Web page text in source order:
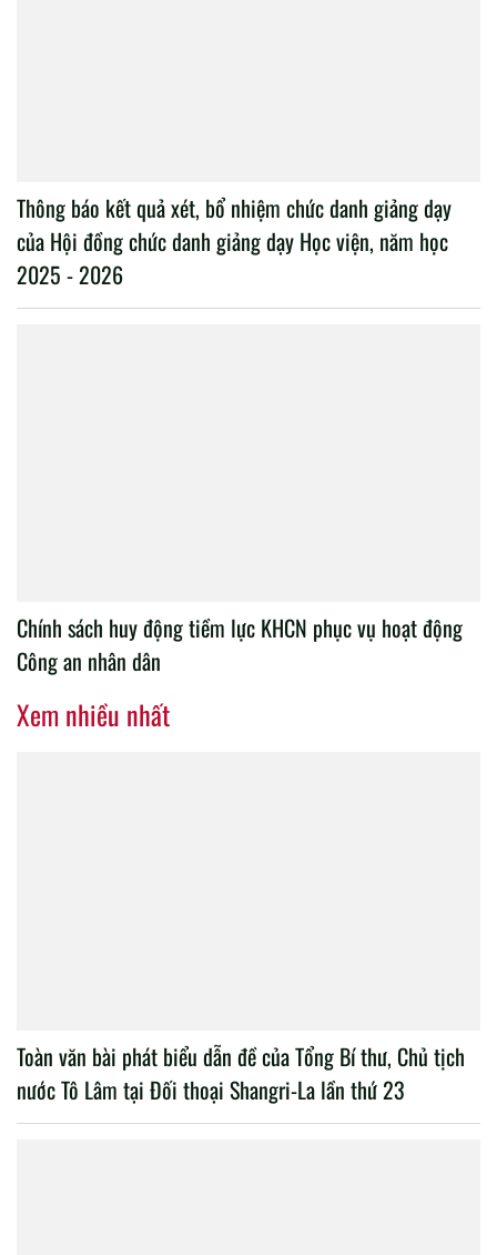
Thông báo kết quả xét, bổ nhiệm chức danh giảng dạy
của Hội đồng chức danh giảng dạy Học viện, năm học
2025 - 2026
Chính sách huy động tiềm lực KHCN phục vụ hoạt động
Công an nhân dân
Xem nhiều nhất
Toàn văn bài phát biểu dẫn đề của Tổng Bí thư, Chủ tịch
nước Tô Lâm tại Đối thoại Shangri-La lần thứ 23